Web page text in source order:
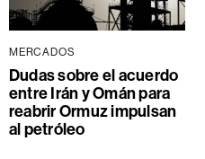
MERCADOS
Dudas sobre el acuerdo
entre Irán y Omán para
reabrir Ormuz impulsan
al petróleo